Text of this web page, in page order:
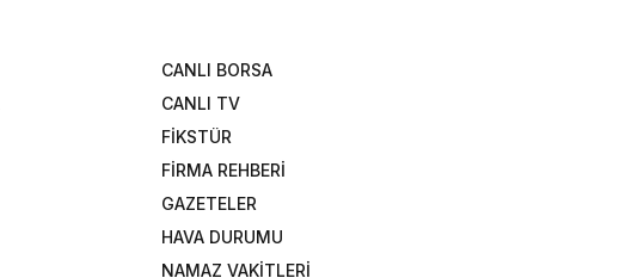
CANLI BORSA
CANLI TV
FİKSTÜR
FİRMA REHBERİ
GAZETELER
HAVA DURUMU
NAMAZ VAKİTLERİ